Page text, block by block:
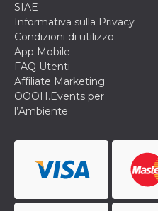
SIAE
Informativa sulla Privacy
Condizioni di utilizzo
App Mobile
FAQ Utenti
Affiliate Marketing
OOOH.Events per
l’Ambiente